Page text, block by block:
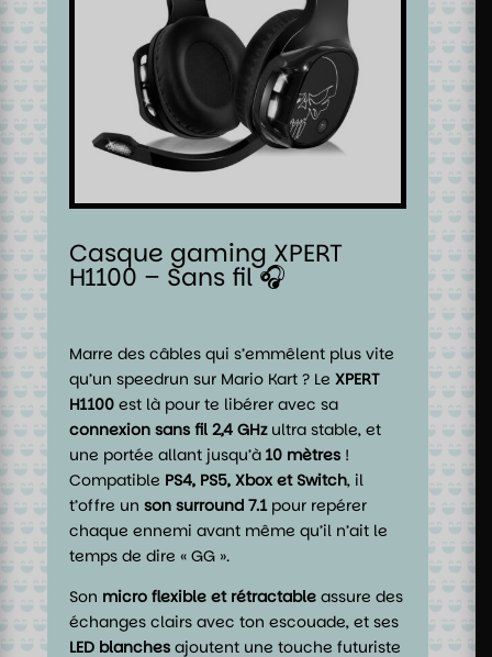
Casque gaming XPERT
H1100 – Sans fil 🎧
Marre des câbles qui s’emmêlent plus vite
qu’un speedrun sur Mario Kart ? LeXPERT
H1100 est là pour te libérer avec sa
connexion sans fil 2,4 GHzultra stable, et
une portée allant jusqu’à10 mètres !
Compatible PS4, PS5, Xbox et Switch, il
t’offre unson surround 7.1pour repérer
chaque ennemi avant même qu’il n’ait le
temps de dire « GG ».
Son micro flexible et rétractable assure des
échanges clairs avec ton escouade, et ses
LED blanches ajoutent une touche futuriste